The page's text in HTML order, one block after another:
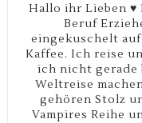
Hallo ihr Lieben ♥
Beruf
eingekuschelt
Kaffee. Ich reise
ich nicht gerade
Weltreise
gehören Stolz
Vampires Reihe